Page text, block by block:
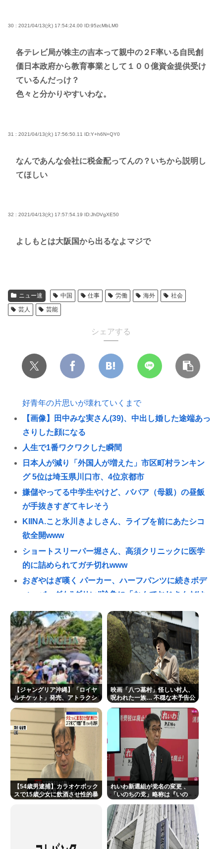
30 : 2021/04/13(火) 17:54:24.00 ID:95zcMbLM0
各テレビ局が株主の吉本って親中の２F率いる自民創
価日本政府から教育事業として１００億資金提供受け
ているんだっけ？
色々と分かりやすいわな。
31 : 2021/04/13(火) 17:56:50.11 ID:Y+h6N+QY0
なんであんな会社に税金配ってんの？いちから説明し
てほしい
32 : 2021/04/13(火) 17:57:54.19 ID:JhDVgXE50
よしもとは大阪国から出るなよマジで
ニュー速 中国 仕事 労働 海外
社会
芸人
芸能
シェアする
好青年の片思いが壊れていくまで
【画像】田中みな実さん(39)、中出し婚した途端あっ
さりした顔になる
人生で1番ワクワクした瞬間
日本人が減り「外国人が増えた」市区町村ランキン
グ 5位は埼玉県川口市、4位京都市
嫌儲やってる中学生やけど、ババア（母親）の昼飯
が手抜きすぎてキレそう
KIINA.こと氷川きよしさん、ライブを前にあたシコ
欲全開www
ショートスリーパー堀さん、高須クリニックに医学
的に詰められてガチ切れwww
おぎやはぎ嘆く パーカー、ハーフパンツに続きボデ
ィーバッグも”ダサい”論争に「なんでおじさんだけ
「OMANNEKO」がプラモデルになった！”刺さる要
素”をふんだんに盛り自衛隊公式😲
夏休み全く面白くないんだが
フォント、値上げで使えなくなる
在留カードの更新しに入管に行ったけど父親がぐっ
たいしててこわい要介護3
左ハンドル車のデメリット、意外と少ない
投資とかNISAとか素人なんだけど三井住友のコンサ
ルタントに相談した方がいいのか？
楽しんご “元ジャンポケ斉藤慎二被告求刑懲役7年”に
私見…
ジャンポケ斎藤「性行為の許諾は取ったことありま
せん」
Powered by livedoor 相互RSS
【ジャングリア沖縄】「ロイヤ
ルチケット」発売、アトラクシ
飲み放題、スパ利用、駐車場無
料…大人29700円
映画「八つ墓村」怪しい村人、
呪われた一族… 不穏な本予告公
るTMG
【54歳男逮捕】カラオケボック
スで15歳少女に飲酒させ性的暴
れいわ新選組が党名の変更 、
「いのちの党」略称は『いの
に言及「ゴルゴ出馬確定」「党
首は決まり」